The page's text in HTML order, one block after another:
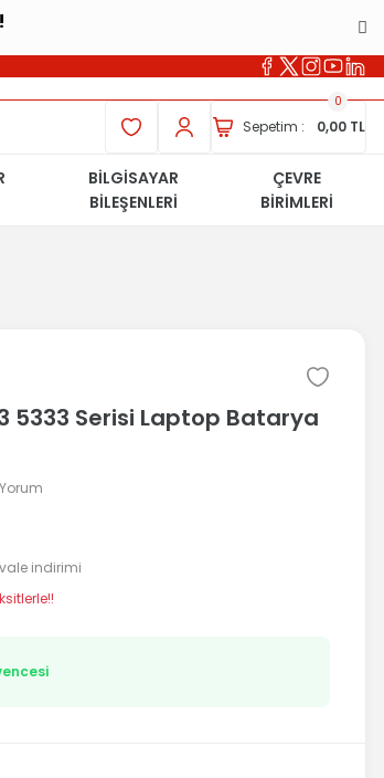
Sepetim : 0,00 TL
0
BİLGİSAYAR
BİLEŞENLERİ
ÇEVRE
BİRİMLERİ
5333 Serisi Laptop Batarya
indirimi